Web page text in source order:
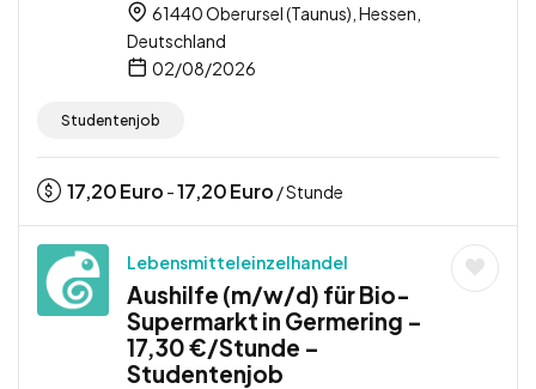
61440 Oberursel (Taunus), Hessen,
Deutschland
02/08/2026
Studentenjob
17,20Euro -17,20Euro / Stunde
Lebensmitteleinzelhandel
Aushilfe (m/w/d) für Bio-
Supermarkt in Germering –
17,30 €/Stunde –
Studentenjob